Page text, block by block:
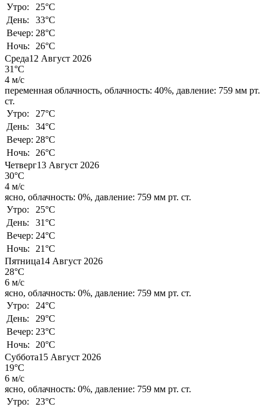
Утро:
25°C
День:
33°C
Вечер: 28°C
Ночь:
26°C
Среда12 Август 2026
31°C
4 м/с
переменная облачность, облачность: 40%, давление: 759 мм рт.
ст.
Утро:
27°C
День:
34°C
Вечер: 28°C
Ночь:
26°C
Четверг13 Август 2026
30°C
4 м/с
ясно, облачность: 0%, давление: 759 мм рт. ст.
Утро:
25°C
День:
31°C
Вечер: 24°C
Ночь:
21°C
Пятница14 Август 2026
28°C
6 м/с
ясно, облачность: 0%, давление: 759 мм рт. ст.
Утро:
24°C
День:
29°C
Вечер: 23°C
Ночь:
20°C
Суббота15 Август 2026
19°C
6 м/с
ясно, облачность: 0%, давление: 759 мм рт. ст.
Утро:
23°C